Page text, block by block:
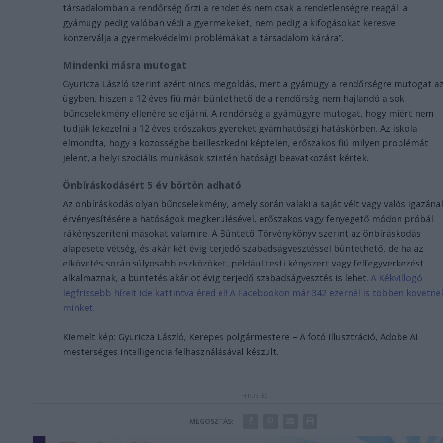
társadalomban a rendőrség őrzi a rendet és nem csak a rendetlenségre reagál, a
gyámügy pedig valóban védi a gyermekeket, nem pedig a kifogásokat keresve
konzerválja a gyermekvédelmi problémákat a társadalom kárára”.
Mindenki másra mutogat
Gyuricza László szerint azért nincs megoldás, mert a gyámügy a rendőrségre mutogat
ügyben, hiszen a 12 éves fiú már büntethető de a rendőrség nem hajlandó a sok
bűncselekmény ellenére se eljárni. A rendőrség a gyámügyre mutogat, hogy miért nem
tudják lekezelni a 12 éves erőszakos gyereket gyámhatósági hatáskörben. Az iskola
elmondta, hogy a közösségbe beilleszkedni képtelen, erőszakos fiú milyen problémát
jelent, a helyi szociális munkások szintén hatósági beavatkozást kértek.
Önbíráskodásért 5 év börtön adható
Az önbíráskodás olyan bűncselekmény, amely során valaki a saját vélt vagy valós
érvényesítésére a hatóságok megkerülésével, erőszakos vagy fenyegető módon próbál
rákényszeríteni másokat valamire. A Büntető Törvénykönyv szerint az önbíráskodás
alapesete vétség, és akár két évig terjedő szabadságvesztéssel büntethető, de ha az
elkövetés során súlyosabb eszközöket, például testi kényszert vagy felfegyverkezést
alkalmaznak, a büntetés akár öt évig terjedő szabadságvesztés is lehet. A Kékvillogó
legfrissebb híreit ide kattintva éred el! A Facebookon már 342 ezernél is többen
minket.
Kiemelt kép: Gyuricza László, Kerepes polgármestere – A fotó illusztráció, Adobe AI
mesterséges intelligencia felhasználásával készült.
MEGOSZTÁS: